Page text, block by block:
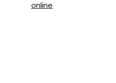
online